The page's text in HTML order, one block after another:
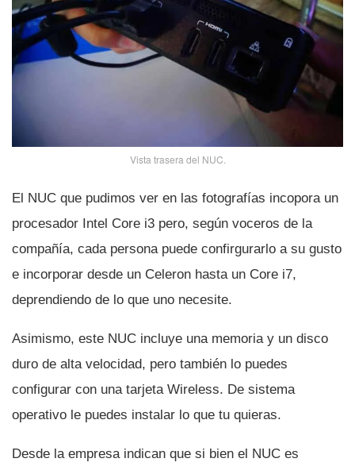
Vista trasera del NUC.
El NUC que pudimos ver en las fotografí­as incopora un
procesador Intel Core i3 pero, según voceros de la
compañí­a, cada persona puede confirgurarlo a su gusto
e incorporar desde un Celeron hasta un Core i7,
deprendiendo de lo que uno necesite.
Asimismo, este NUC incluye una memoria y un disco
duro de alta velocidad, pero también lo puedes
configurar con una tarjeta Wireless. De sistema
operativo le puedes instalar lo que tu quieras.
Desde la empresa indican que si bien el NUC es